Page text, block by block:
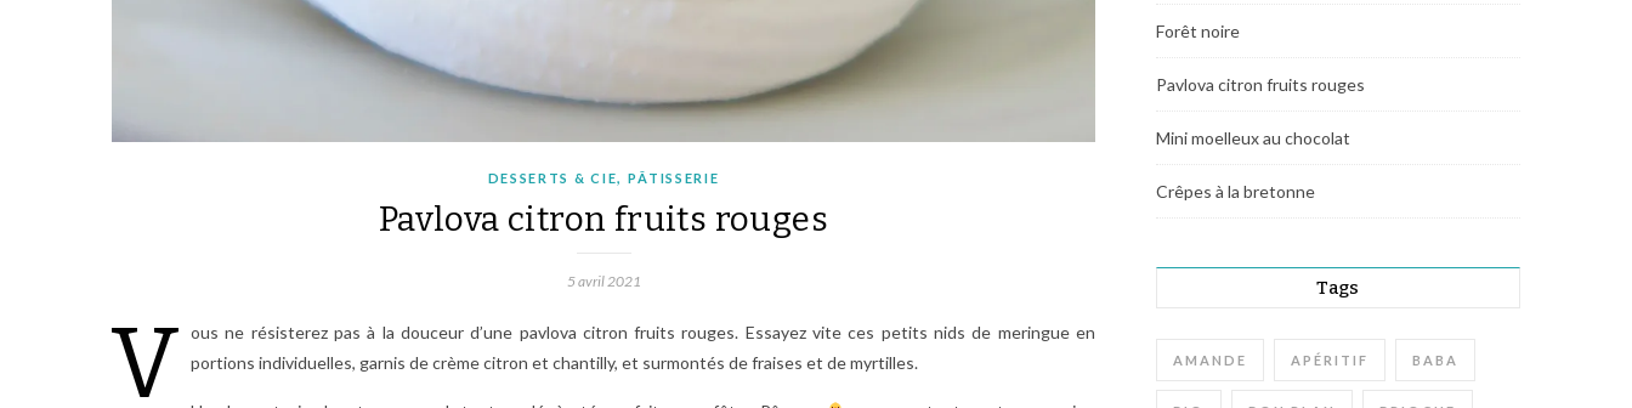
DESSERTS & CIE,PÂTISSERIE
Pavlova citron fruits rouges
5 avril 2021
V ous ne résisterez pas à la douceur d’une pavlova citron fruits rouges. Essayez vite ces petits nids de meringue en
portions individuelles, garnis de crème citron et chantilly, et surmontés de fraises et de myrtilles.
Forêt noire
Pavlova citron fruits rouges
Mini moelleux au chocolat
Crêpes à la bretonne
Tags
AMANDE APÉRITIF BABA